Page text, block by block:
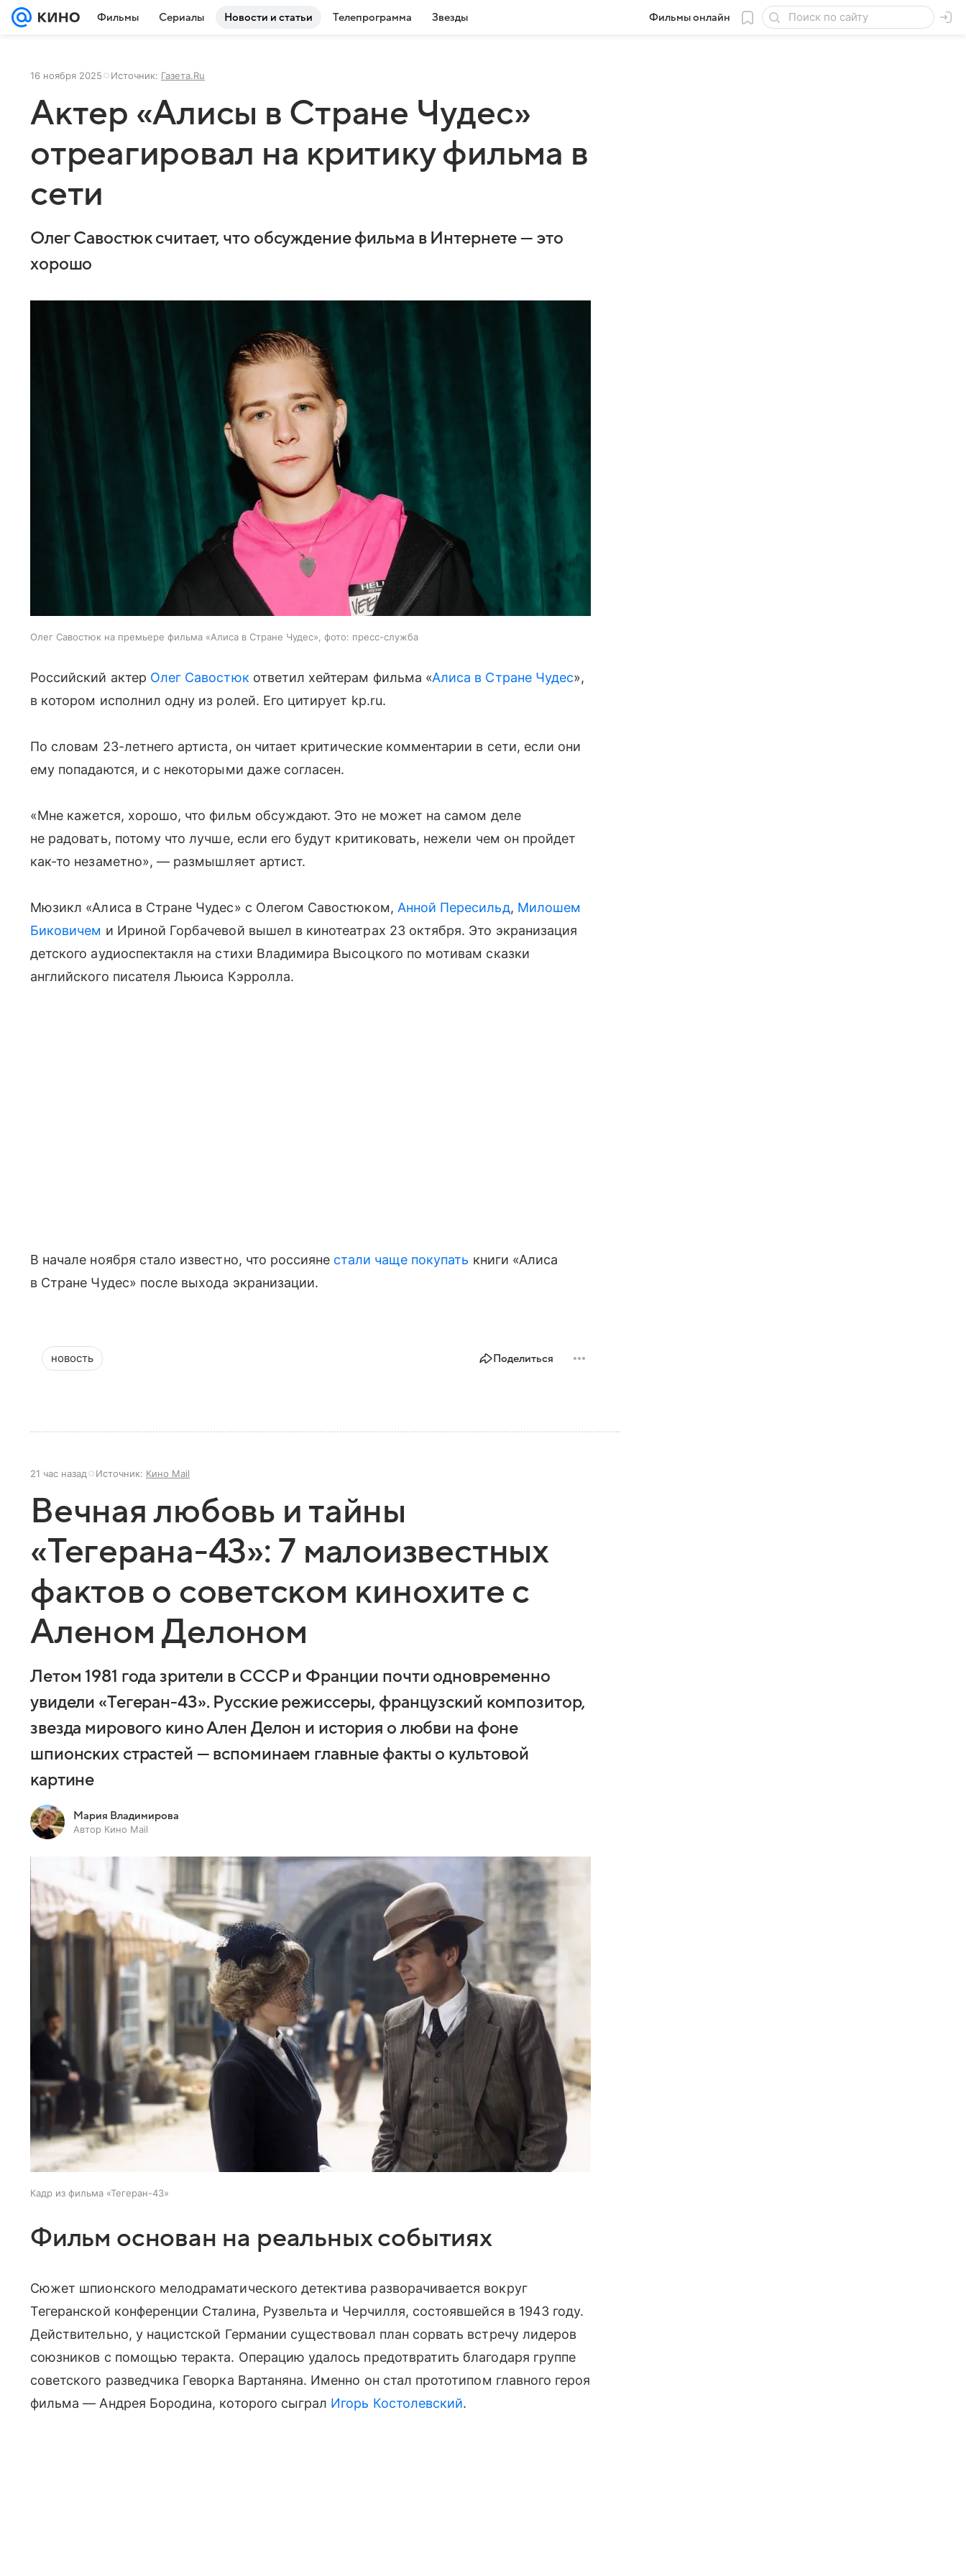
Фильмы Сериалы Новости и статьи Телепрограмма Звезды Фильмы онлайн
16 ноября 2025 Источник: Газета.Ru
Актер «Алисы в Стране Чудес»
отреагировал на критику фильма в
сети
Олег Савостюк считает, что обсуждение фильма в Интернете — это
хорошо
Олег Савостюк на премьере фильма «Алиса в Стране Чудес», фото: пресс-служба
Российский актер Олег Савостюк ответил хейтерам фильма «Алиса в Стране Чудес»,
в котором исполнил одну из ролей. Его цитирует kp.ru.
По словам 23-летнего артиста, он читает критические комментарии в сети, если они
ему попадаются, и с некоторыми даже согласен.
«Мне кажется, хорошо, что фильм обсуждают. Это не может на самом деле
не радовать, потому что лучше, если его будут критиковать, нежели чем он пройдет
как-то незаметно», — размышляет артист.
Мюзикл «Алиса в Стране Чудес» с Олегом Савостюком, Анной Пересильд, Милошем
Биковичем и Ириной Горбачевой вышел в кинотеатрах 23 октября. Это экранизация
детского аудиоспектакля на стихи Владимира Высоцкого по мотивам сказки
английского писателя Льюиса Кэрролла.
В начале ноября стало известно, что россияне стали чаще покупать книги «Алиса
в Стране Чудес» после выхода экранизации.
новость Поделиться
21 час назад Источник: Кино Mail
Вечная любовь и тайны
«Тегерана-43»: 7 малоизвестных
фактов о советском кинохите с
Аленом Делоном
Летом 1981 года зрители в СССР и Франции почти одновременно
увидели «Тегеран-43». Русские режиссеры, французский композитор,
звезда мирового кино Ален Делон и история о любви на фоне
шпионских страстей — вспоминаем главные факты о культовой
картине
Мария Владимирова
Автор Кино Mail
Кадр из фильма «Тегеран-43»
Фильм основан на реальных событиях
Сюжет шпионского мелодраматического детектива разворачивается вокруг
Тегеранской конференции Сталина, Рузвельта и Черчилля, состоявшейся в 1943 году.
Действительно, у нацистской Германии существовал план сорвать встречу лидеров
союзников с помощью теракта. Операцию удалось предотвратить благодаря группе
советского разведчика Геворка Вартаняна. Именно он стал прототипом главного героя
фильма — Андрея Бородина, которого сыграл Игорь Костолевский.